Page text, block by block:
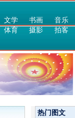
文学 书画
音乐
体育
摄影 拍客
热门图文